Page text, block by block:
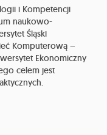
i Kompetencji
naukowo-
Śląski
Komputerową –
Ekonomiczny
celem jest